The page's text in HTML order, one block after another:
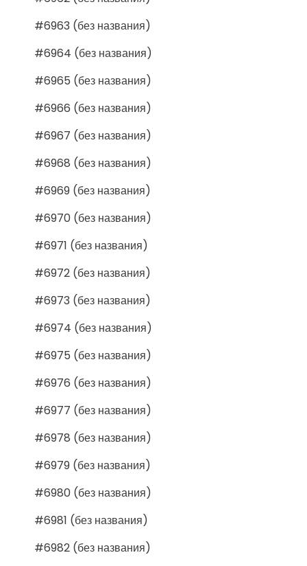
#6963 (без названия)
#6964 (без названия)
#6965 (без названия)
#6966 (без названия)
#6967 (без названия)
#6968 (без названия)
#6969 (без названия)
#6970 (без названия)
#6971 (без названия)
#6972 (без названия)
#6973 (без названия)
#6974 (без названия)
#6975 (без названия)
#6976 (без названия)
#6977 (без названия)
#6978 (без названия)
#6979 (без названия)
#6980 (без названия)
#6981 (без названия)
#6982 (без названия)